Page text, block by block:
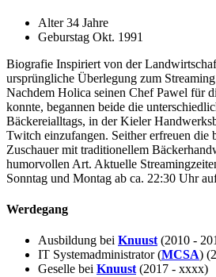
Alter34 Jahre
Geburstag Okt. 1991
Biografie Inspiriert von der
ursprüngliche Überlegung zum
Nachdem Holica seinen Chef Pawel für
konnte, begannen beide die
Bäckereialltags, in der Kieler
Twitch einzufangen. Seither erfreuen die
Zuschauer mit traditionellem
humorvollen Art. Aktuelle
Sonntag und Montag ab ca. 22:30 Uhr
Werdegang
Ausbildung bei Knuust (2010 -
IT Systemadministrator (MCSA)
Geselle bei Knuust (2017 - xxxx)